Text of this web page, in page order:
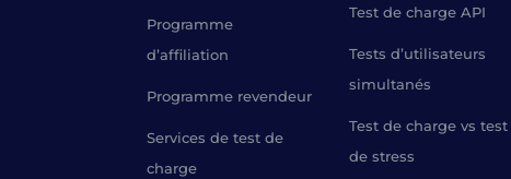
Programme
d’affiliation
Programme revendeur
Services de test de
charge
Test de charge API
Tests d’utilisateurs
simultanés
Test de charge vs test
de stress